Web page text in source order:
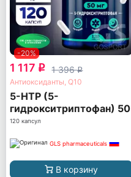
-20%
1 117 q 1 396q
Антиоксиданты, Q10
5-HTP (5-
гидрокситриптофан) 50
мг
120 капсул
GLS pharmaceuticals
В корзину